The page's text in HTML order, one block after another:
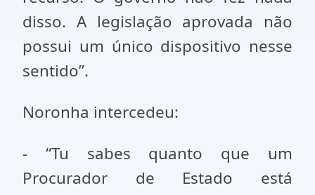
disso. A legislação aprovada não
possui um único dispositivo nesse
sentido”.
Noronha intercedeu:
- “Tu sabes quanto que um
Procurador de Estado está